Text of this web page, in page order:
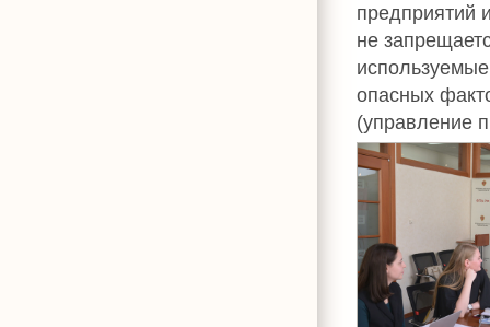
предприятий
не
опасных
(управление